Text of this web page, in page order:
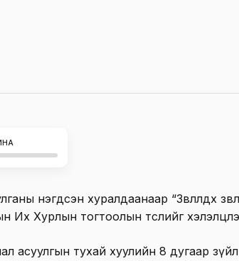
нэгдсэн хуралдаанаар “Зөвлөлдөх
Их Хурлын тогтоолын төслийг
асуулгын тухай хуулийн 8 дугаар